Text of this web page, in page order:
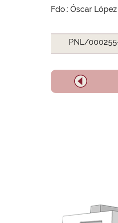
Fdo.: Óscar
PNL/